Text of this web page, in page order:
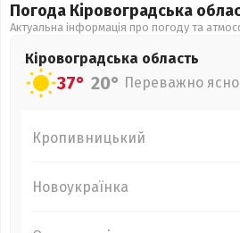
Погода Кіровоградська
Актуальна інформація про погоду та
Кіровоградська область
37° 20° Переважно ясно
Кропивницький
Новоукраїнка